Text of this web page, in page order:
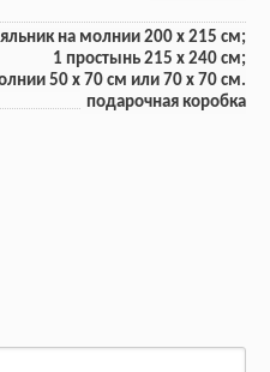
на молнии 200 x 215 см;
1 прoстынь 215 x 240 см;
50 x 70 см или 70 х 70 см.
подарочная коробка